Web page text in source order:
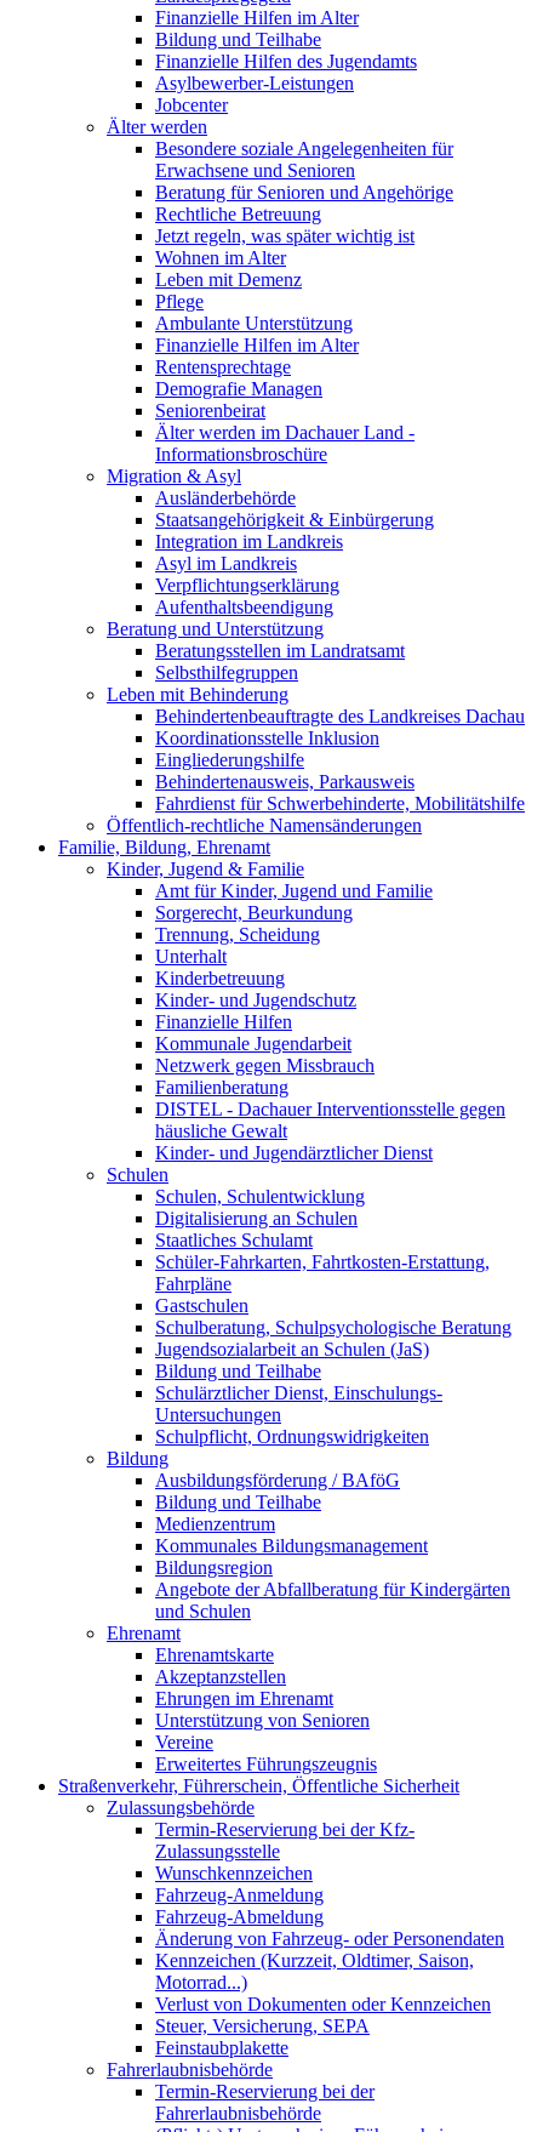
Finanzielle Hilfen im Alter
Bildung und Teilhabe
Finanzielle Hilfen des Jugendamts
Asylbewerber-Leistungen
Jobcenter
Älter werden
Besondere soziale Angelegenheiten für
Erwachsene und Senioren
Beratung für Senioren und Angehörige
Rechtliche Betreuung
Jetzt regeln, was später wichtig ist
Wohnen im Alter
Leben mit Demenz
Pflege
Ambulante Unterstützung
Finanzielle Hilfen im Alter
Rentensprechtage
Demografie Managen
Seniorenbeirat
Älter werden im Dachauer Land -
Informationsbroschüre
Migration & Asyl
Ausländerbehörde
Staatsangehörigkeit & Einbürgerung
Integration im Landkreis
Asyl im Landkreis
Verpflichtungserklärung
Aufenthaltsbeendigung
Beratung und Unterstützung
Beratungsstellen im Landratsamt
Selbsthilfegruppen
Leben mit Behinderung
Behindertenbeauftragte des Landkreises Dachau
Koordinationsstelle Inklusion
Eingliederungshilfe
Behindertenausweis, Parkausweis
Fahrdienst für Schwerbehinderte, Mobilitätshilfe
Öffentlich-rechtliche Namensänderungen
Familie, Bildung, Ehrenamt
Kinder, Jugend & Familie
Amt für Kinder, Jugend und Familie
Sorgerecht, Beurkundung
Trennung, Scheidung
Unterhalt
Kinderbetreuung
Kinder- und Jugendschutz
Finanzielle Hilfen
Kommunale Jugendarbeit
Netzwerk gegen Missbrauch
Familienberatung
DISTEL - Dachauer Interventionsstelle gegen
häusliche Gewalt
Kinder- und Jugendärztlicher Dienst
Schulen
Schulen, Schulentwicklung
Digitalisierung an Schulen
Staatliches Schulamt
Schüler-Fahrkarten, Fahrtkosten-Erstattung,
Fahrpläne
Gastschulen
Schulberatung, Schulpsychologische Beratung
Jugendsozialarbeit an Schulen (JaS)
Bildung und Teilhabe
Schulärztlicher Dienst, Einschulungs-
Untersuchungen
Schulpflicht, Ordnungswidrigkeiten
Bildung
Ausbildungsförderung / BAföG
Bildung und Teilhabe
Medienzentrum
Kommunales Bildungsmanagement
Bildungsregion
Angebote der Abfallberatung für Kindergärten
und Schulen
Ehrenamt
Ehrenamtskarte
Akzeptanzstellen
Ehrungen im Ehrenamt
Unterstützung von Senioren
Vereine
Erweitertes Führungszeugnis
Straßenverkehr, Führerschein, Öffentliche Sicherheit
Zulassungsbehörde
Termin-Reservierung bei der Kfz-
Zulassungsstelle
Wunschkennzeichen
Fahrzeug-Anmeldung
Fahrzeug-Abmeldung
Änderung von Fahrzeug- oder Personendaten
Kennzeichen (Kurzzeit, Oldtimer, Saison,
Motorrad...)
Verlust von Dokumenten oder Kennzeichen
Steuer, Versicherung, SEPA
Feinstaubplakette
Fahrerlaubnisbehörde
Termin-Reservierung bei der
Fahrerlaubnisbehörde